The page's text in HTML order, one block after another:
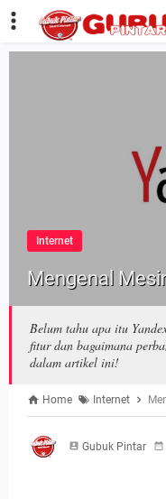
Internet
Mengenal
Belum tahu apa itu
fitur dan bagaimana
dalam artikel ini!
Home Internet
Gubuk Pintar